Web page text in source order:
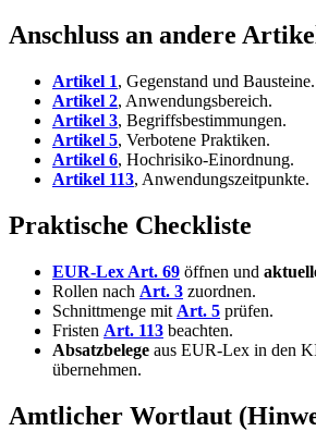
Anschluss an andere
Artikel 1, Gegenstand und Bausteine.
Artikel 2, Anwendungsbereich.
Artikel 3, Begriffsbestimmungen.
Artikel 5, Verbotene Praktiken.
Artikel 6, Hochrisiko-Einordnung.
Artikel 113, Anwendungszeitpunkte.
Praktische Checkliste
EUR-Lex Art. 69 öffnen und
Rollen nach Art. 3 zuordnen.
Schnittmenge mit Art. 5 prüfen.
Fristen Art. 113 beachten.
Absatzbelege aus EUR-Lex in den
übernehmen.
Amtlicher Wortlaut